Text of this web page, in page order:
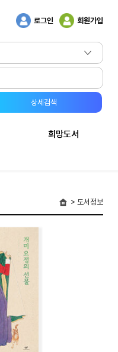
로그인 회원가입
희망도서
> 도서정보